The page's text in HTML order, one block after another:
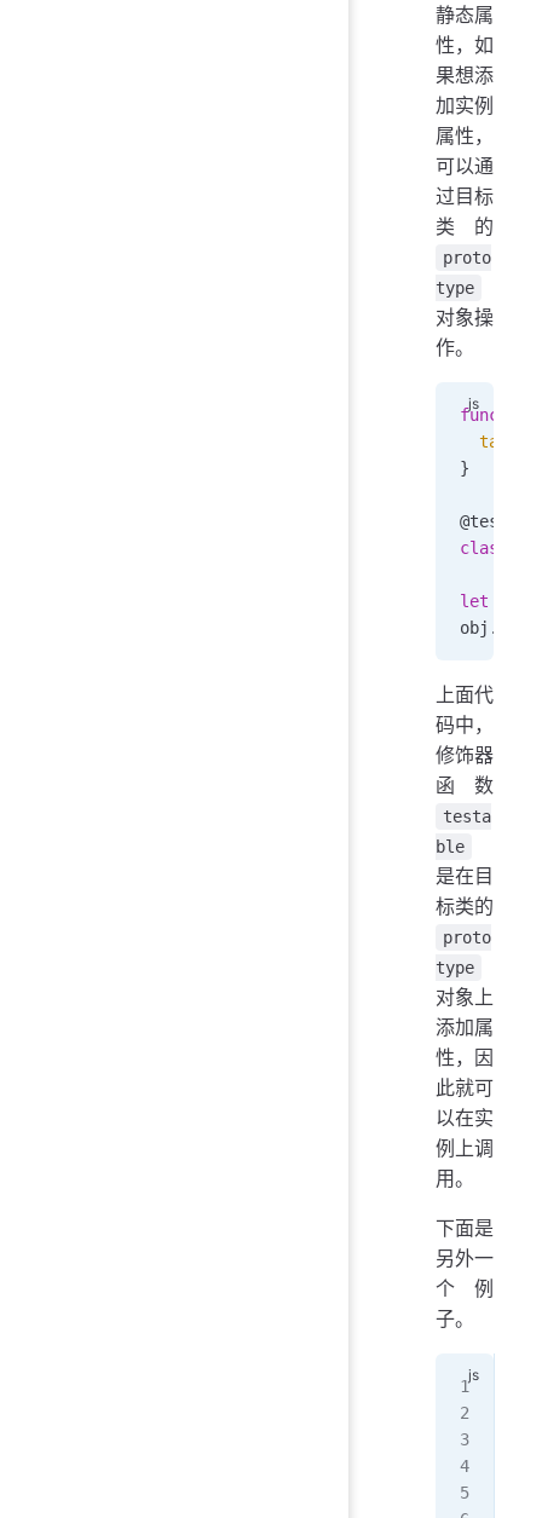
静态属
性，如
果想添
加实例
属性，
可以通
过目标
类的
proto
type
对象操
作。
function
  target
}
@
class
let
obj .
上面代
码中，
修饰器
函数
testa
ble
是在目
标类的
proto
type
对象上
添加属
性，因
此就可
以在实
例上调
用。
下面是
另外一
个例
子。